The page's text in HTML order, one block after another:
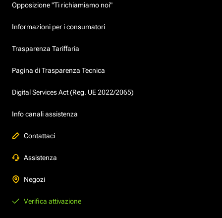
Opposizione "Ti richiamiamo noi"
Informazioni per i consumatori
Trasparenza Tariffaria
Pagina di Trasparenza Tecnica
Digital Services Act (Reg. UE 2022/2065)
Info canali assistenza
Contattaci
Assistenza
Negozi
Verifica attivazione